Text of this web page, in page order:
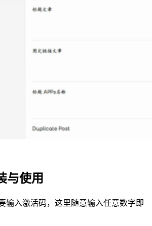
与使用
输入激活码，这里随意输入任意数字即